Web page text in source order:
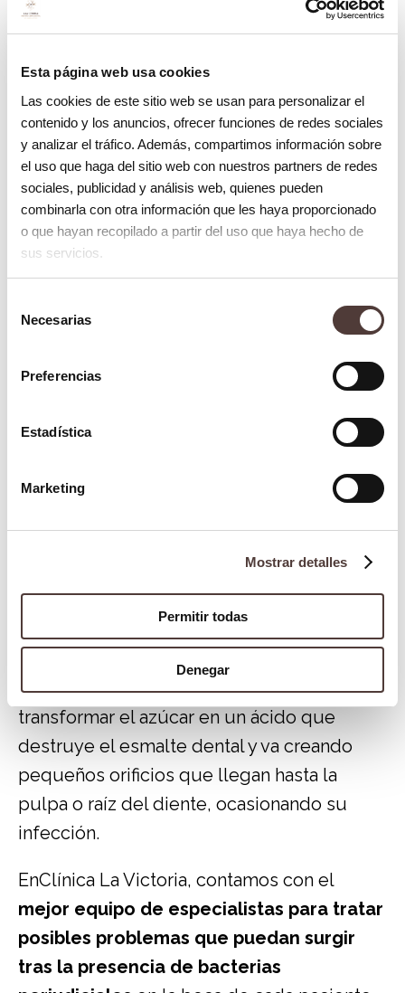
Esta página web usa cookies
Las cookies de este sitio web se usan para personalizar el
contenido y los anuncios, ofrecer funciones de redes sociales
y analizar el tráfico. Además, compartimos información sobre
el uso que haga del sitio web con nuestros partners de redes
sociales, publicidad y análisis web, quienes pueden
combinarla con otra información que les haya proporcionado
o que hayan recopilado a partir del uso que haya hecho de
sus servicios.
Necesarias
Preferencias
Estadística
Marketing
Mostrar detalles
Permitir todas
Denegar
Presencia constante de alcohol o
tabaco.
PH de la saliva.
Temperatura bucal.
Factores de carácter inmunológico.
¿Qué bacterias producen la caries?
Cuando no se controlan las bacterias que
no realizan funciones beneficiosas para
nuestro cuerpo, es decir, que pueden
pueden aparecer patologías bucales que
casos más notorios y dañinos lo
incluso infecciones respiratorias, entre
denominado Streptococcus mutans. No
obstante, hay otras bacterias como
estas bacterias, a grandes rasgos, es
transformar el azúcar en un ácido que
destruye el esmalte dental y va creando
pequeños orificios que llegan hasta la
pulpa o raíz del diente, ocasionando su
infección.
EnClínica La Victoria, contamos con el
mejor equipo de especialistas para tratar
posibles problemas que puedan surgir
tras la presencia de bacterias